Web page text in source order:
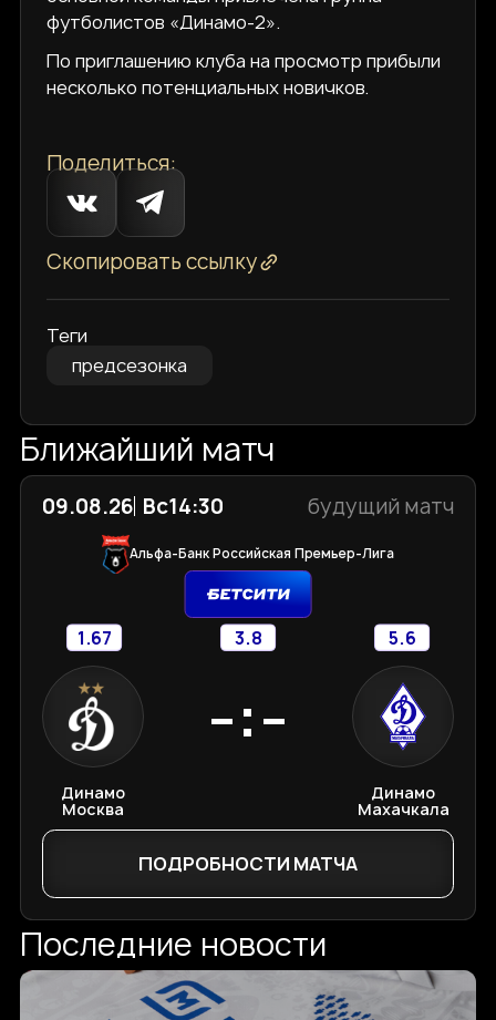
футболистов «Динамо-2».
По приглашению клуба на просмотр прибыли
несколько потенциальных новичков.
Поделиться:
Скопировать ссылку
Теги
предсезонка
Ближайший матч
09.08.26 Вс14:30 будущий матч
Альфа-Банк Российская Премьер-Лига
1.67 3.8 5.6
Динамо
Москва
-:-
Динамо
Махачкала
ПОДРОБНОСТИ МАТЧА
Последние новости